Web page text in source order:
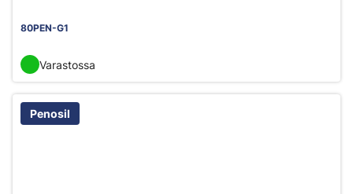
80PEN-G1
Varastossa
Penosil